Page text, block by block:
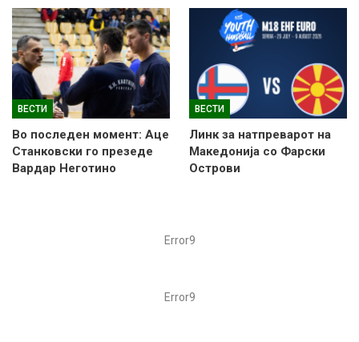
ВЕСТИ
Во последен момент: Аце
Станковски го презеде
Вардар Неготино
ВЕСТИ
Линк за натпреварот на
Македонија со Фарски
Острови
Error9
Error9